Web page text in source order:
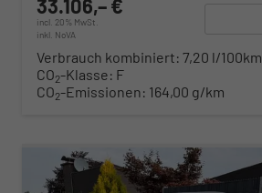
33.106,– €
incl. 20% MwSt.
inkl. NoVA
Verbrauch kombiniert: 7,20 l/100km
CO2-Klasse: F
CO2-Emissionen: 164,00 g/km